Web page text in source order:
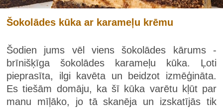
Šokolādes kūka ar karameļu krēmu
Šodien jums vēl viens šokolādes kārums -
brīnišķīga šokolādes karameļu kūka. Ļoti
pieprasīta, ilgi kavēta un beidzot izmēģināta.
Es tiešām domāju, ka šī kūka varētu kļūt par
manu mīļāko, jo tā skanēja un izskatījās tik